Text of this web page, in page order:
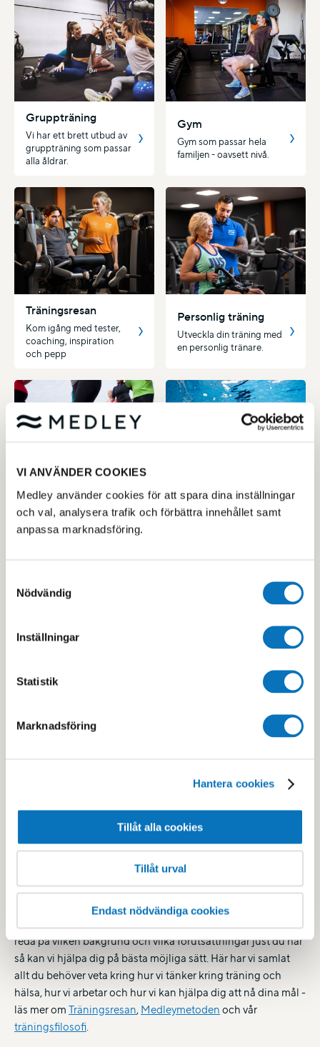
VI ANVÄNDER COOKIES
Medley använder cookies för att spara dina inställningar
och val, analysera trafik och förbättra innehållet samt
anpassa marknadsföring.
Nödvändig
Inställningar
Statistik
Marknadsföring
Hantera cookies
Tillåt alla cookies
Tillåt urval
Endast nödvändiga cookies
Gruppträning
Vi har ett brett utbud av
gruppträning som passar
alla åldrar.
Gym
Gym som passar hela
familjen - oavsett nivå.
Träningsresan
Kom igång med tester,
coaching, inspiration
och pepp
Personlig träning
Utveckla din träning med
en personlig tränare.
Kurser inom träning
& hälsa
Här hittar du utbudet av
Simning
Ta reda på din wellness-
ålder med Technogym
Hos oss kan hela familjen
röra på sig – på samma
plats, samtidigt och på
Träning på Tinnerbäcksbadet
Vi vill ge dig alla förutsättningar att lyckas i din träning så att
du kan behålla din hälsa över tid. Därför har vi tagit fram ett
koncept för att hjälpa dig direkt från start - Träningsresan.
Träningsresan på Medley
Vi börjar alltid med en analys av ditt nuläge. Genom att få
reda på vilken bakgrund och vilka förutsättningar just du har
så kan vi hjälpa dig på bästa möjliga sätt. Här har vi samlat
allt du behöver veta kring hur vi tänker kring träning och
hälsa, hur vi arbetar och hur vi kan hjälpa dig att nå dina mål -
läs mer omTräningsresan,Medleymetodenoch vår
träningsfilosofi.